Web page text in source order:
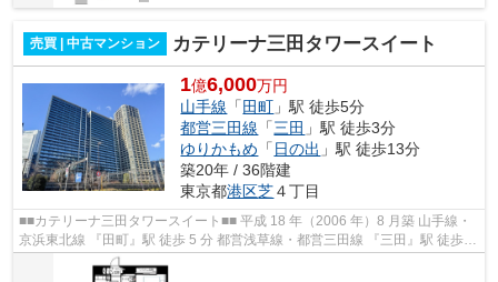
売買 | 中古マンション カテリーナ三田タワースイート
1億6,000万円
山手線 「田町 」駅 徒歩5分
都営三田線 「三田 」駅 徒歩3分
ゆりかもめ 「日の出 」駅 徒歩13分
築20年 / 36階建
東京都港区芝４丁目
■■カテリーナ三田タワースイート■■ 平成 18 年（2006 年）8 月築 山手線・
京浜東北線 『田町』駅 徒歩 5 分 都営浅草線・都営三田線 『三田』駅 徒歩 3
分 ▪24 時間有人管理（夜間...